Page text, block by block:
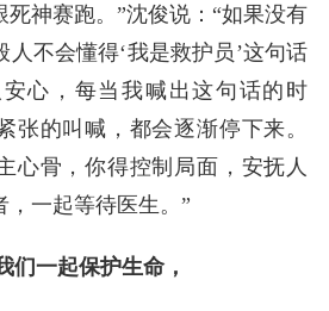
神赛跑。”沈俊说：“如果没有
人不会懂得‘我是救护员’这句话
心，每当我喊出这句话的时
张的叫喊，都会逐渐停下来。
心骨，你得控制局面，安抚人
一起等待医生。”
们一起保护生命，